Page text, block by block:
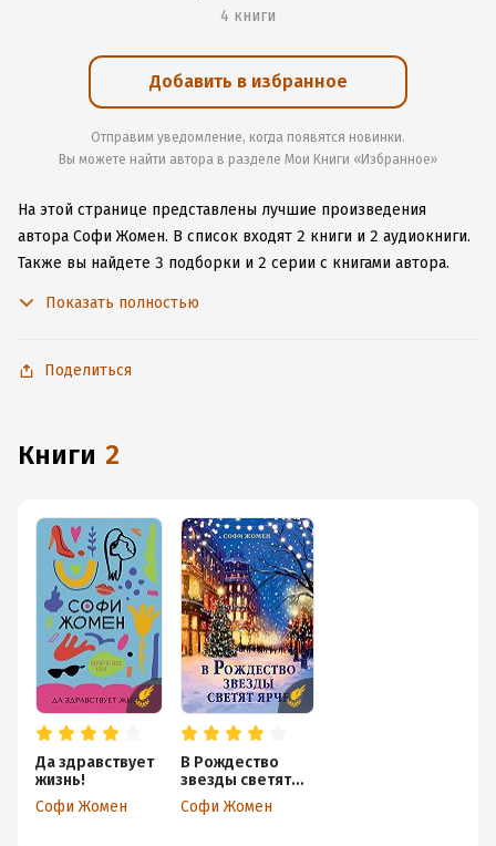
4 книги
Добавить в избранное
Отправим уведомление, когда появятся новинки.
Вы можете найти автора в разделе Мои Книги «Избранное»
На этой странице представлены лучшие произведения
автора Софи Жомен. В список входят 2 книги и 2 аудиокниги.
Также вы найдете 3 подборки и 2 серии с книгами автора.
Android, чтобы не расставаться с любимыми произведениями
Показать полностью
Поделиться
книги 2
Да здравствует
жизнь!
Софи Жомен
В Рождество
звезды светят
ярче
Софи Жомен